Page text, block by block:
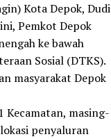
Kota Depok, Dudi
Pemkot Depok
ke bawah
Sosial (DTKS).
masyarakat Depok
Kecamatan, masing-
penyaluran